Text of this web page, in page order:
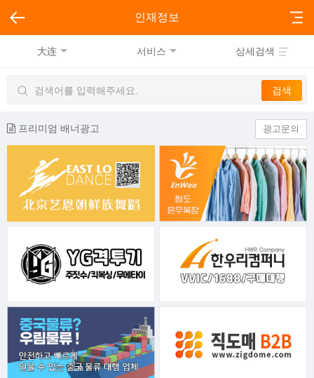
인재정보
大连 서비스 상세검색
프리미엄 배너광고 광고문의